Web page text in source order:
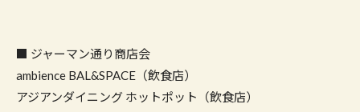
■ ジャーマン通り商店会
ambience BAL&SPACE（飲食店）
アジアンダイニング ホットポット（飲食店）